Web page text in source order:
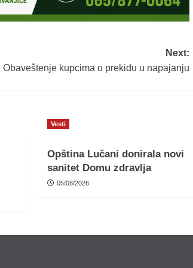
Next:
Obaveštenje kupcima o prekidu u napajanju
Vesti
Opština Lučani donirala novi
sanitet Domu zdravlja
05/08/2026